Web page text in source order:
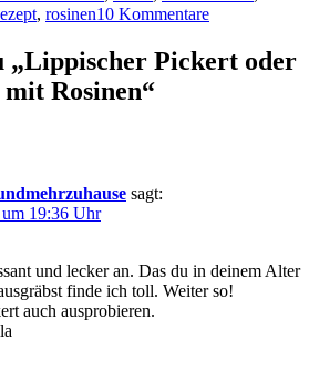
, rosinen10 Kommentare
„Lippischer Pickert oder
Rosinen“
sagt:
19:36 Uhr
und lecker an. Das du in deinem Alter
finde ich toll. Weiter so!
auch ausprobieren.